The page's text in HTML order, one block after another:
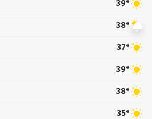
39°
38°
37°
39°
38°
35°